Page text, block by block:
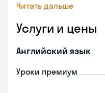
Читать дальше
Услуги и цены
Английский язык
Уроки премиум